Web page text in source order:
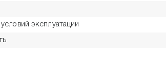
условий эксплуатации